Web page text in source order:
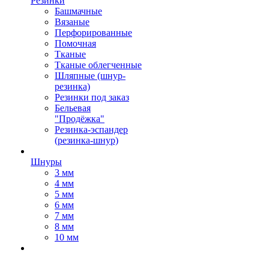
Башмачные
Вязаные
Перфорированные
Помочная
Тканые
Тканые облегченные
Шляпные (шнур-
резинка)
Резинки под заказ
Бельевая
"Продёжка"
Резинка-эспандер
(резинка-шнур)
Шнуры
3 мм
4 мм
5 мм
6 мм
7 мм
8 мм
10 мм